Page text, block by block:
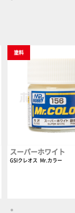
塗料
スーパーホワイト
GSIクレオス Mr.カラー